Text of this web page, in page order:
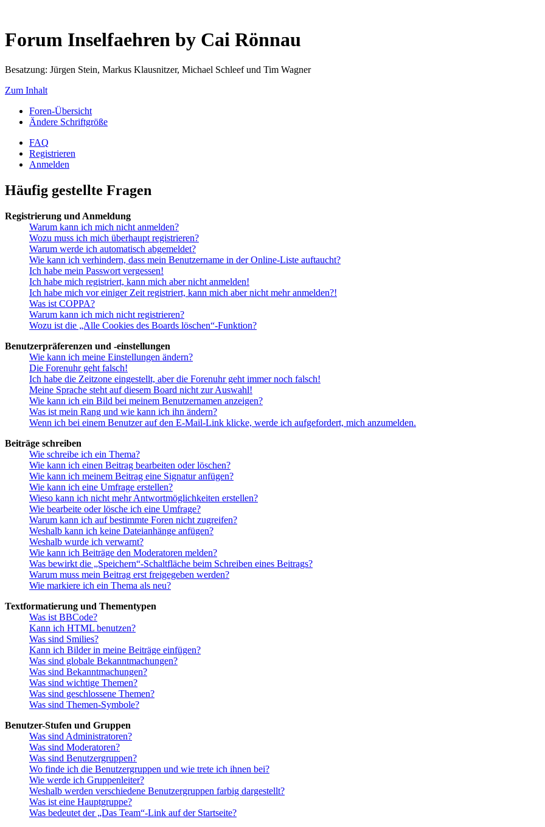
Forum Inselfaehren by Cai Rönnau
Besatzung: Jürgen Stein, Markus Klausnitzer, Michael Schleef und Tim Wagner
Zum Inhalt
Foren-Übersicht
Ändere Schriftgröße
FAQ
Registrieren
Anmelden
Häufig gestellte Fragen
Registrierung und Anmeldung
Warum kann ich mich nicht anmelden?
Wozu muss ich mich überhaupt registrieren?
Warum werde ich automatisch abgemeldet?
Wie kann ich verhindern, dass mein Benutzername in der Online-Liste auftaucht?
Ich habe mein Passwort vergessen!
Ich habe mich registriert, kann mich aber nicht anmelden!
Ich habe mich vor einiger Zeit registriert, kann mich aber nicht mehr anmelden?!
Was ist COPPA?
Warum kann ich mich nicht registrieren?
Wozu ist die „Alle Cookies des Boards löschen“-Funktion?
Benutzerpräferenzen und -einstellungen
Wie kann ich meine Einstellungen ändern?
Die Forenuhr geht falsch!
Ich habe die Zeitzone eingestellt, aber die Forenuhr geht immer noch falsch!
Meine Sprache steht auf diesem Board nicht zur Auswahl!
Wie kann ich ein Bild bei meinem Benutzernamen anzeigen?
Was ist mein Rang und wie kann ich ihn ändern?
Wenn ich bei einem Benutzer auf den E-Mail-Link klicke, werde ich aufgefordert, mich anzumelden.
Beiträge schreiben
Wie schreibe ich ein Thema?
Wie kann ich einen Beitrag bearbeiten oder löschen?
Wie kann ich meinem Beitrag eine Signatur anfügen?
Wie kann ich eine Umfrage erstellen?
Wieso kann ich nicht mehr Antwortmöglichkeiten erstellen?
Wie bearbeite oder lösche ich eine Umfrage?
Warum kann ich auf bestimmte Foren nicht zugreifen?
Weshalb kann ich keine Dateianhänge anfügen?
Weshalb wurde ich verwarnt?
Wie kann ich Beiträge den Moderatoren melden?
Was bewirkt die „Speichern“-Schaltfläche beim Schreiben eines Beitrags?
Warum muss mein Beitrag erst freigegeben werden?
Wie markiere ich ein Thema als neu?
Textformatierung und Thementypen
Was ist BBCode?
Kann ich HTML benutzen?
Was sind Smilies?
Kann ich Bilder in meine Beiträge einfügen?
Was sind globale Bekanntmachungen?
Was sind Bekanntmachungen?
Was sind wichtige Themen?
Was sind geschlossene Themen?
Was sind Themen-Symbole?
Benutzer-Stufen und Gruppen
Was sind Administratoren?
Was sind Moderatoren?
Was sind Benutzergruppen?
Wo finde ich die Benutzergruppen und wie trete ich ihnen bei?
Wie werde ich Gruppenleiter?
Weshalb werden verschiedene Benutzergruppen farbig dargestellt?
Was ist eine Hauptgruppe?
Was bedeutet der „Das Team“-Link auf der Startseite?